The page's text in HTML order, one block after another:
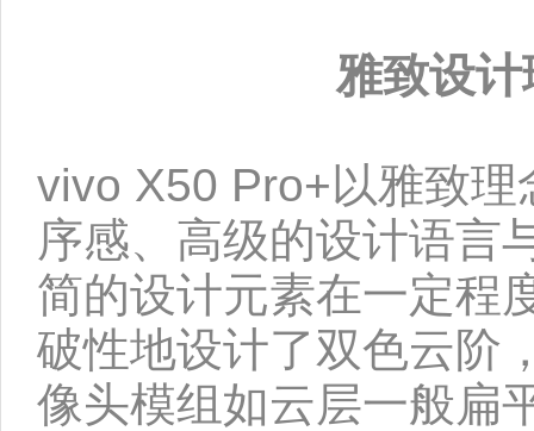
雅致设
vivo X50 Pro+以雅致
序感、高级的设计语言
简的设计元素在一定程
破性地设计了双色云阶
像头模组如云层一般扁